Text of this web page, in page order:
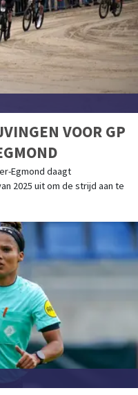
VOOR GP
Egmond daagt
2025 uit om de strijd aan te